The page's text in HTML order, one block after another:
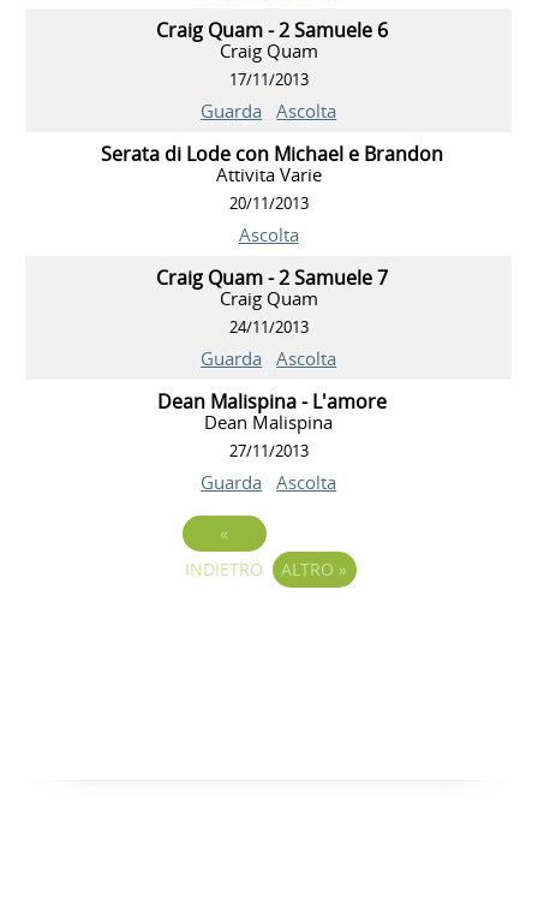
Craig Quam - 2 Samuele 6
Craig Quam
17/11/2013
Guarda Ascolta
Serata di Lode con Michael e Brandon
Attivita Varie
20/11/2013
Ascolta
Craig Quam - 2 Samuele 7
Craig Quam
24/11/2013
Guarda Ascolta
Dean Malispina - L'amore
Dean Malispina
27/11/2013
Guarda Ascolta
«
INDIETRO
ALTRO »